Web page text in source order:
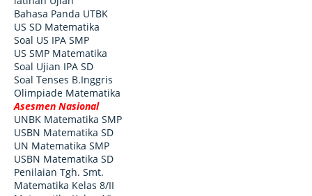
Bahasa Panda UTBK
US SD Matematika
Soal US IPA SMP
US SMP Matematika
Soal Ujian IPA SD
Soal Tenses B.Inggris
Olimpiade Matematika
Asesmen Nasional
UNBK Matematika SMP
USBN Matematika SD
UN Matematika SMP
USBN Matematika SD
Penilaian Tgh. Smt.
Matematika Kelas 8/II